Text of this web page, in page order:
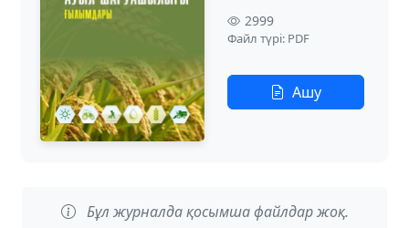
2999
Файл түрі: PDF
Ашу
Бұл журналда қосымша файлдар жоқ.